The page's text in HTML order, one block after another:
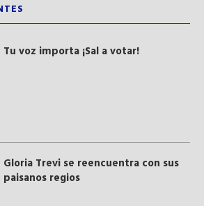
Tu voz importa ¡Sal a votar!
Gloria Trevi se reencuentra con sus
paisanos regios